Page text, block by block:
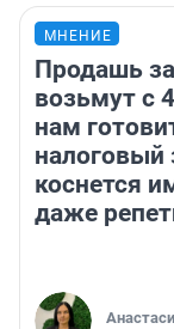
МНЕНИЕ
Продашь
возьмут с
нам
налоговый
коснется
даже